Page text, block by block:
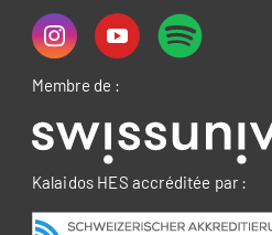
Membre de :
Kalaidos HES accréditée par :